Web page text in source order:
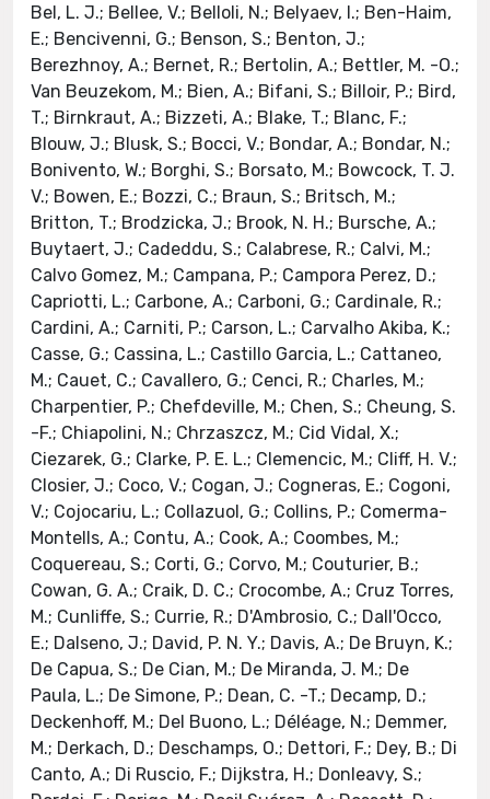
Bel, L. J.; Bellee, V.; Belloli, N.; Belyaev, I.; Ben-Haim,
E.; Bencivenni, G.; Benson, S.; Benton, J.;
Berezhnoy, A.; Bernet, R.; Bertolin, A.; Bettler, M. -O.;
Van Beuzekom, M.; Bien, A.; Bifani, S.; Billoir, P.; Bird,
T.; Birnkraut, A.; Bizzeti, A.; Blake, T.; Blanc, F.;
Blouw, J.; Blusk, S.; Bocci, V.; Bondar, A.; Bondar, N.;
Bonivento, W.; Borghi, S.; Borsato, M.; Bowcock, T. J.
V.; Bowen, E.; Bozzi, C.; Braun, S.; Britsch, M.;
Britton, T.; Brodzicka, J.; Brook, N. H.; Bursche, A.;
Buytaert, J.; Cadeddu, S.; Calabrese, R.; Calvi, M.;
Calvo Gomez, M.; Campana, P.; Campora Perez, D.;
Capriotti, L.; Carbone, A.; Carboni, G.; Cardinale, R.;
Cardini, A.; Carniti, P.; Carson, L.; Carvalho Akiba, K.;
Casse, G.; Cassina, L.; Castillo Garcia, L.; Cattaneo,
M.; Cauet, C.; Cavallero, G.; Cenci, R.; Charles, M.;
Charpentier, P.; Chefdeville, M.; Chen, S.; Cheung, S.
-F.; Chiapolini, N.; Chrzaszcz, M.; Cid Vidal, X.;
Ciezarek, G.; Clarke, P. E. L.; Clemencic, M.; Cliff, H. V.;
Closier, J.; Coco, V.; Cogan, J.; Cogneras, E.; Cogoni,
V.; Cojocariu, L.; Collazuol, G.; Collins, P.; Comerma-
Montells, A.; Contu, A.; Cook, A.; Coombes, M.;
Coquereau, S.; Corti, G.; Corvo, M.; Couturier, B.;
Cowan, G. A.; Craik, D. C.; Crocombe, A.; Cruz Torres,
M.; Cunliffe, S.; Currie, R.; D'Ambrosio, C.; Dall'Occo,
E.; Dalseno, J.; David, P. N. Y.; Davis, A.; De Bruyn, K.;
De Capua, S.; De Cian, M.; De Miranda, J. M.; De
Paula, L.; De Simone, P.; Dean, C. -T.; Decamp, D.;
Deckenhoff, M.; Del Buono, L.; Déléage, N.; Demmer,
M.; Derkach, D.; Deschamps, O.; Dettori, F.; Dey, B.; Di
Canto, A.; Di Ruscio, F.; Dijkstra, H.; Donleavy, S.;